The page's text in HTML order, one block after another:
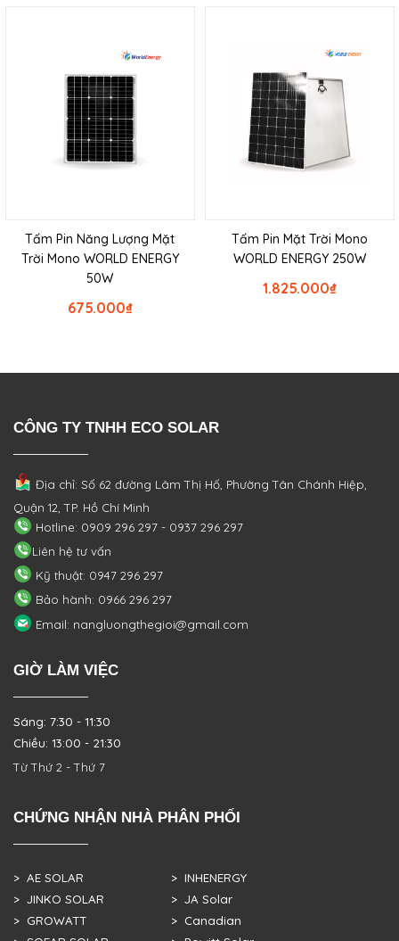
Tấm Pin Năng Lượng Mặt
Trời Mono WORLD ENERGY
50W
₫
675.000
Tấm Pin Mặt Trời Mono
WORLD ENERGY 250W
₫
1.825.000
CÔNG TY TNHH ECO SOLAR
Địa chỉ: Số 62 đường Lâm Thị Hố, PhườngTân Chánh Hiệp,
Quận 12, TP. Hồ Chí Minh
Hotline: 0909 296 297 - 0937 296 297
Liên hệ tư vấn
Kỹ thuật: 0947 296 297
Bảo hành: 0966 296 297
Email: nangluongthegioi@gmail.com
GIỜ LÀM VIỆC
Sáng: 7:30 - 11:30
Chiều: 13:00 - 21:30
Từ Thứ 2 - Thứ 7
CHỨNG NHẬN NHÀ PHÂN PHỐI
> AE SOLAR
> JINKO SOLAR
> GROWATT
> INHENERGY
> JA Solar
> Canadian